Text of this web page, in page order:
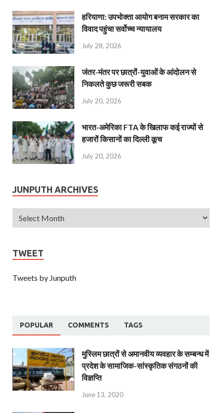
हरियाणा: उपभोक्ता आयोग बनाम सरकार का
विवाद पहुंचा सर्वोच्च न्यायालय
July 28, 2026
जंतर-मंतर पर छात्रों-युवाओं के आंदोलन से
निकलते कुछ जरूरी सबक
July 20, 2026
भारत-अमेरिका FTA के खिलाफ कई राज्यों से
हजारों किसानों का दिल्ली कूच
July 20, 2026
JUNPUTH ARCHIVES
TWEET
Tweets by Junputh
POPULAR COMMENTS TAGS
मुस्लिम छात्रों से अमानवीय व्यवहार के सम्बन्ध में
प्रदेश के सामाजिक-सांस्कृतिक संगठनों की
विज्ञप्ति
June 13, 2020